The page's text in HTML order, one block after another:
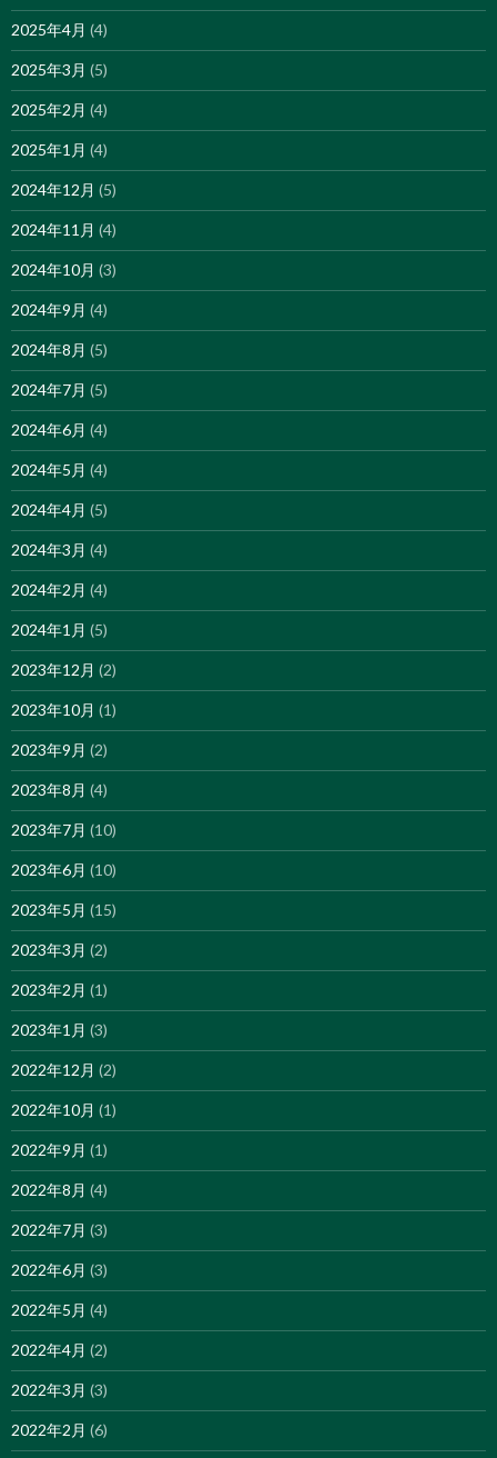
2025年4月 (4)
2025年3月 (5)
2025年2月 (4)
2025年1月 (4)
2024年12月 (5)
2024年11月 (4)
2024年10月 (3)
2024年9月 (4)
2024年8月 (5)
2024年7月 (5)
2024年6月 (4)
2024年5月 (4)
2024年4月 (5)
2024年3月 (4)
2024年2月 (4)
2024年1月 (5)
2023年12月 (2)
2023年10月 (1)
2023年9月 (2)
2023年8月 (4)
2023年7月 (10)
2023年6月 (10)
2023年5月 (15)
2023年3月 (2)
2023年2月 (1)
2023年1月 (3)
2022年12月 (2)
2022年10月 (1)
2022年9月 (1)
2022年8月 (4)
2022年7月 (3)
2022年6月 (3)
2022年5月 (4)
2022年4月 (2)
2022年3月 (3)
2022年2月 (6)